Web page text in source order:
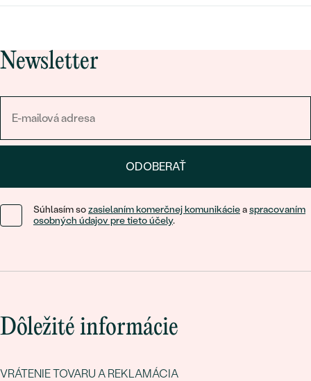
Newsletter
ODOBERAŤ
Súhlasím sozasielaním komerčnej komunikácieaspracovaním
osobných údajov pre tieto účely.
Dôležité informácie
VRÁTENIE TOVARU A REKLAMÁCIA